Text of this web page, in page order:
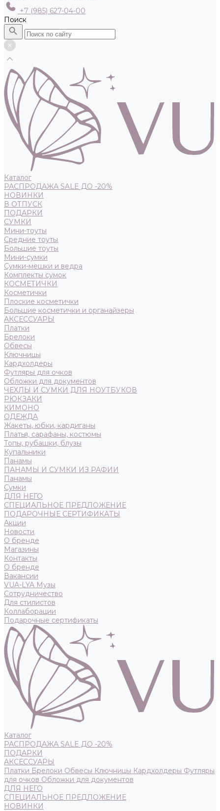
+7 (985) 627-04-00
Поиск
Каталог
РАСПРОДАЖА SALE ДО -20%
НОВИНКИ
В ОТПУСК
ПОДАРКИ
СУМКИ
Мини-тоуты
Средние тоуты
Большие тоуты
Мини-сумки
Сумки-мешки и ведра
Комплекты сумок
КОСМЕТИЧКИ
Косметички
Плоские косметички
Большие косметички и органайзеры
АКСЕССУАРЫ
Платки
Брелоки
Обвесы
Ключницы
Кардхолдеры
Футляры для очков
Обложки для документов
ЧЕХЛЫ И СУМКИ ДЛЯ НОУТБУКОВ
РЮКЗАКИ
КИМОНО
ОДЕЖДА
Жакеты, юбки, кардиганы
Платья, сарафаны, костюмы
Топы, рубашки, блузы
Купальники
Панамы
ПАНАМЫ И СУМКИ ИЗ РАФИИ
Панамы
Сумки
ДЛЯ НЕГО
СПЕЦИАЛЬНОЕ ПРЕДЛОЖЕНИЕ
ПОДАРОЧНЫЕ СЕРТИФИКАТЫ
Акции
Новости
О бренде
Магазины
Контакты
О бренде
Вакансии
VUA-LYA Музы
Сотрудничество
Для стилистов
Коллаборации
Подарочные сертификаты
Каталог
РАСПРОДАЖА SALE ДО -20%
ПОДАРКИ
АКСЕССУАРЫ
Платки Брелоки Обвесы Ключницы Кардхолдеры Футляры
для очков Обложки для документов
ДЛЯ НЕГО
СПЕЦИАЛЬНОЕ ПРЕДЛОЖЕНИЕ
НОВИНКИ